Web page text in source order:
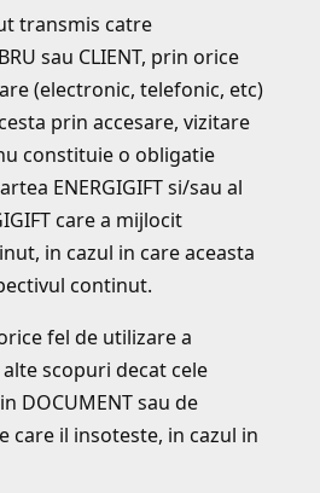
transmis catre
sau CLIENT, prin orice
(electronic, telefonic, etc)
prin accesare, vizitare
constituie o obligatie
ENERGIGIFT si/sau al
care a mijlocit
in cazul in care aceasta
continut.
fel de utilizare a
alte scopuri decat cele
DOCUMENT sau de
care il insoteste, in cazul in